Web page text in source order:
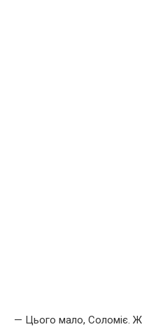
— Цього мало, Соломіє.